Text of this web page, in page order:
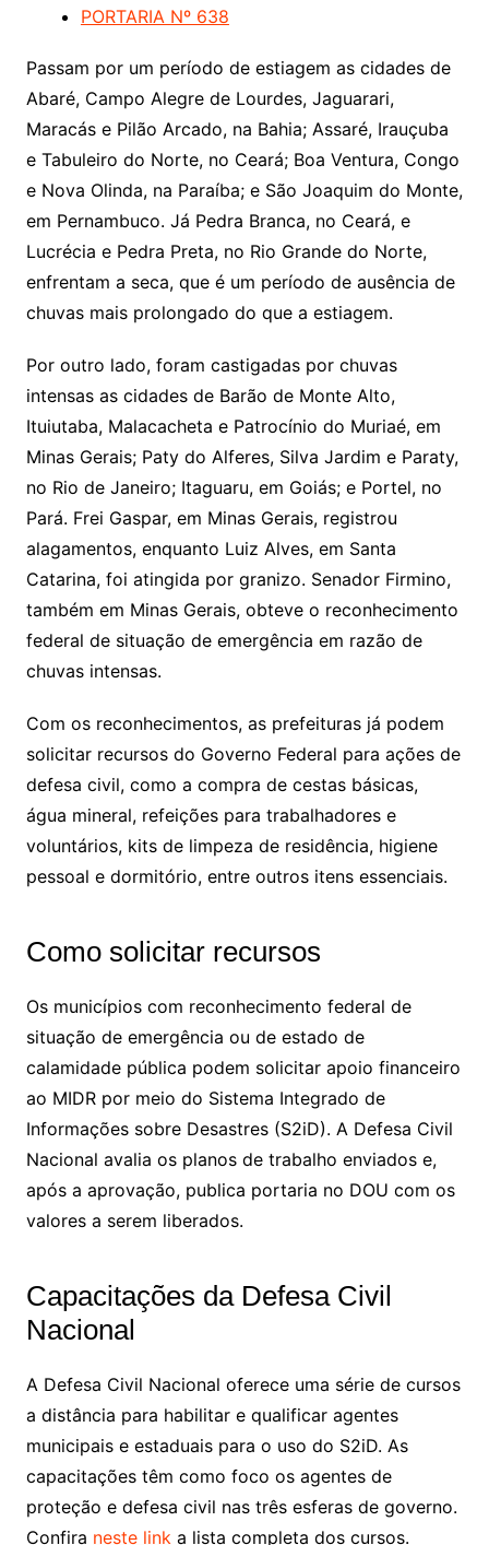
PORTARIA Nº 638
Passam por um período de estiagem as cidades de
Abaré, Campo Alegre de Lourdes, Jaguarari,
Maracás e Pilão Arcado, na Bahia; Assaré, Irauçuba
e Tabuleiro do Norte, no Ceará; Boa Ventura, Congo
e Nova Olinda, na Paraíba; e São Joaquim do Monte,
em Pernambuco. Já Pedra Branca, no Ceará, e
Lucrécia e Pedra Preta, no Rio Grande do Norte,
enfrentam a seca, que é um período de ausência de
chuvas mais prolongado do que a estiagem.
Por outro lado, foram castigadas por chuvas
intensas as cidades de Barão de Monte Alto,
Ituiutaba, Malacacheta e Patrocínio do Muriaé, em
Minas Gerais; Paty do Alferes, Silva Jardim e Paraty,
no Rio de Janeiro; Itaguaru, em Goiás; e Portel, no
Pará. Frei Gaspar, em Minas Gerais, registrou
alagamentos, enquanto Luiz Alves, em Santa
Catarina, foi atingida por granizo. Senador Firmino,
também em Minas Gerais, obteve o reconhecimento
federal de situação de emergência em razão de
chuvas intensas.
Com os reconhecimentos, as prefeituras já podem
solicitar recursos do Governo Federal para ações de
defesa civil, como a compra de cestas básicas,
água mineral, refeições para trabalhadores e
voluntários, kits de limpeza de residência, higiene
pessoal e dormitório, entre outros itens essenciais.
Como solicitar recursos
Os municípios com reconhecimento federal de
situação de emergência ou de estado de
calamidade pública podem solicitar apoio financeiro
ao MIDR por meio do Sistema Integrado de
Informações sobre Desastres (S2iD). A Defesa Civil
Nacional avalia os planos de trabalho enviados e,
após a aprovação, publica portaria no DOU com os
valores a serem liberados.
Capacitações da Defesa Civil
Nacional
A Defesa Civil Nacional oferece uma série de cursos
a distância para habilitar e qualificar agentes
municipais e estaduais para o uso do S2iD. As
capacitações têm como foco os agentes de
proteção e defesa civil nas três esferas de governo.
Confira neste linka lista completa dos cursos.